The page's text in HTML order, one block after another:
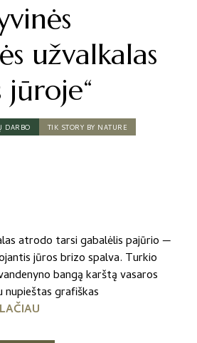
užvalkalas
jūroje“
DARBO
TIK STORY BY NATURE
atrodo tarsi gabalėlis pajūrio —
jūros brizo spalva. Turkio
bangą karštą vasaros
grafiškas